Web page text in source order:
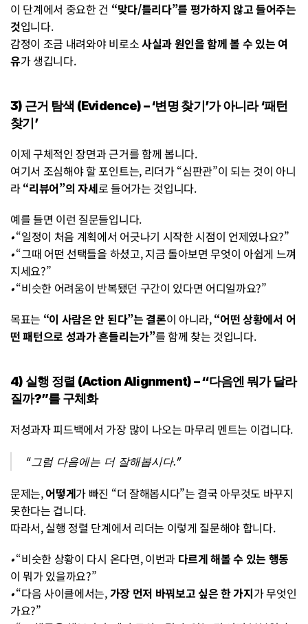
이 단계에서 중요한 건 “맞다/틀리다”를 평가하지 않고 들어주는
것입니다.
감정이 조금 내려와야 비로소 사실과 원인을 함께 볼 수 있는 여
유가 생깁니다.
3) 근거 탐색 (Evidence) – ‘변명 찾기’가 아니라 ‘패턴
찾기’
이제 구체적인 장면과 근거를 함께 봅니다.
여기서 조심해야 할 포인트는, 리더가 “심판관”이 되는 것이 아니
라 “리뷰어”의 자세로 들어가는 것입니다.
예를 들면 이런 질문들입니다.
• “일정이 처음 계획에서 어긋나기 시작한 시점이 언제였나요?”
• “그때 어떤 선택들을 하셨고, 지금 돌아보면 무엇이 아쉽게 느껴
지세요?”
• “비슷한 어려움이 반복됐던 구간이 있다면 어디일까요?”
목표는 “이 사람은 안 된다”는 결론이 아니라, “어떤 상황에서 어
떤 패턴으로 성과가 흔들리는가”를 함께 찾는 것입니다.
4) 실행 정렬 (Action Alignment) – “다음엔 뭐가 달라
질까?”를 구체화
저성과자 피드백에서 가장 많이 나오는 마무리 멘트는 이겁니다.
“그럼 다음에는 더 잘해봅시다.”
문제는, 어떻게가 빠진 “더 잘해봅시다”는 결국 아무것도 바꾸지
못한다는 겁니다.
따라서, 실행 정렬 단계에서 리더는 이렇게 질문해야 합니다.
• “비슷한 상황이 다시 온다면, 이번과 다르게 해볼 수 있는 행동
이 뭐가 있을까요?”
• “다음 사이클에서는, 가장 먼저 바꿔보고 싶은 한 가지가 무엇인
가요?”